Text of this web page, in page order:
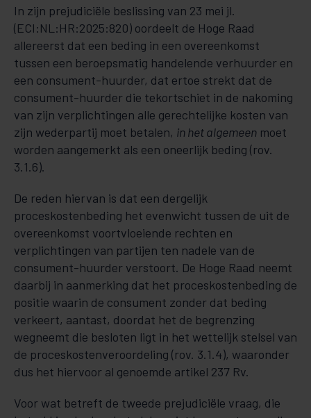
In zijn prejudiciële beslissing van 23 mei jl.
(ECI:NL:HR:2025:820) oordeelt de Hoge Raad
allereerst dat een beding in een overeenkomst
tussen een beroepsmatig handelende verhuurder en
een consument-huurder, dat ertoe strekt dat de
consument-huurder die tekortschiet in de nakoming
van zijn verplichtingen alle gerechtelijke kosten van
zijn wederpartij moet betalen, in het algemeen moet
worden aangemerkt als een oneerlijk beding (rov.
3.1.6).
De reden hiervan is dat een dergelijk
proceskostenbeding het evenwicht tussen de uit de
overeenkomst voortvloeiende rechten en
verplichtingen van partijen ten nadele van de
consument-huurder verstoort. De Hoge Raad neemt
daarbij in aanmerking dat het proceskostenbeding de
positie waarin de consument zonder dat beding
verkeert, aantast, doordat het de begrenzing
wegneemt die besloten ligt in het wettelijk stelsel van
de proceskostenveroordeling (rov. 3.1.4), waaronder
dus het hiervoor al genoemde artikel 237 Rv.
Voor wat betreft de tweede prejudiciële vraag, die